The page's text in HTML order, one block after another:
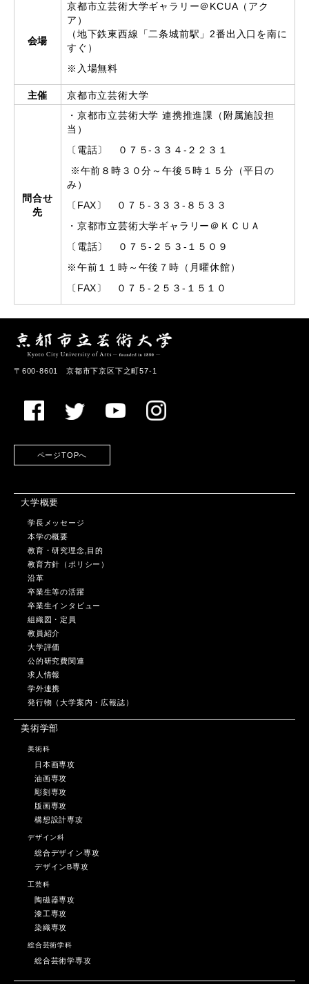
会場
京都市立芸術大学ギャラリー＠KCUA（アク
ア）
（地下鉄東西線「二条城前駅」2番出入口を南に
すぐ）
※入場無料
主催 京都市立芸術大学
問合せ
先
・京都市立芸術大学 連携推進課（附属施設担
当）
〔電話〕 ０７５-３３４-２２３１
※午前８時３０分～午後５時１５分（平日の
み）
〔FAX〕 ０７５-３３３-８５３３
・京都市立芸術大学ギャラリー＠ＫＣＵＡ
〔電話〕 ０７５-２５３-１５０９
※午前１１時～午後７時（月曜休館）
〔FAX〕 ０７５-２５３-１５１０
〒600-8601 京都市下京区下之町57-1
ページTOPへ
大学概要
学長メッセージ
本学の概要
教育・研究理念,目的
教育方針（ポリシー）
沿革
卒業生等の活躍
卒業生インタビュー
組織図・定員
教員紹介
大学評価
公的研究費関連
求人情報
学外連携
発行物（大学案内・広報誌）
美術学部
美術科
日本画専攻
油画専攻
彫刻専攻
版画専攻
構想設計専攻
デザイン科
総合デザイン専攻
デザインB専攻
工芸科
陶磁器専攻
漆工専攻
染織専攻
総合芸術学科
総合芸術学専攻